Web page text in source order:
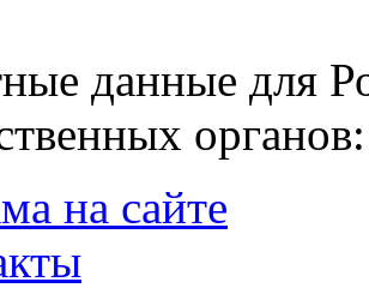
данные для
на сайте